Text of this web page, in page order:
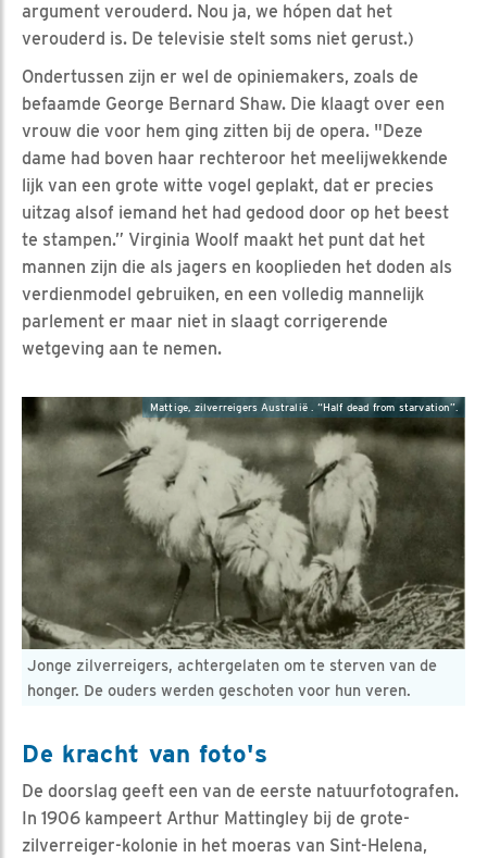
argument verouderd. Nou ja, we hópen dat het
verouderd is. De televisie stelt soms niet gerust.)
Ondertussen zijn er wel de opiniemakers, zoals de
befaamde George Bernard Shaw. Die klaagt over een
vrouw die voor hem ging zitten bij de opera. "Deze
dame had boven haar rechteroor het meelijwekkende
lijk van een grote witte vogel geplakt, dat er precies
uitzag alsof iemand het had gedood door op het beest
te stampen.” Virginia Woolf maakt het punt dat het
mannen zijn die als jagers en kooplieden het doden als
verdienmodel gebruiken, en een volledig mannelijk
parlement er maar niet in slaagt corrigerende
wetgeving aan te nemen.
Jonge zilverreigers, achtergelaten om te sterven van de
honger. De ouders werden geschoten voor hun veren.
Mattige, zilverreigers Australië . “Half dead from starvation”.
De kracht van foto's
De doorslag geeft een van de eerste natuurfotografen.
In 1906 kampeert Arthur Mattingley bij de grote-
zilverreiger-kolonie in het moeras van Sint-Helena,